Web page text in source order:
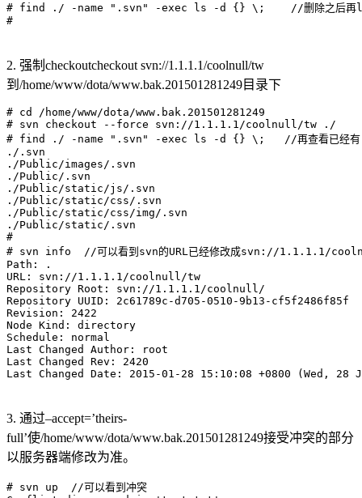
# find ./ -name ".svn" -exec ls -d {} \;    //删除之后再ls已
2. 强制checkoutcheckout svn://1.1.1.1/coolnull/tw
到/home/www/dota/www.bak.201501281249目录下
# cd /home/www/dota/www.bak.201501281249
# svn checkout --force svn://1.1.1.1/coolnull/tw ./
# find ./ -name ".svn" -exec ls -d {} \;   //再查看已经有
./.svn
./Public/images/.svn
./Public/.svn
./Public/static/js/.svn
./Public/static/css/.svn
./Public/static/css/img/.svn
./Public/static/.svn
#
# svn info  //可以看到svn的URL已经修改成svn://1.1.1.1/
Path: .
URL: svn://1.1.1.1/coolnull/tw
Repository Root: svn://1.1.1.1/coolnull/
Repository UUID: 2c61789c-d705-0510-9b13-cf5f2486f85f
Revision: 2422
Node Kind: directory
Schedule: normal
Last Changed Author: root
Last Changed Rev: 2420
3. 通过–accept=’theirs-
full’使/home/www/dota/www.bak.201501281249接受冲突的部分
以服务器端修改为准。
# svn up  //可以看到冲突